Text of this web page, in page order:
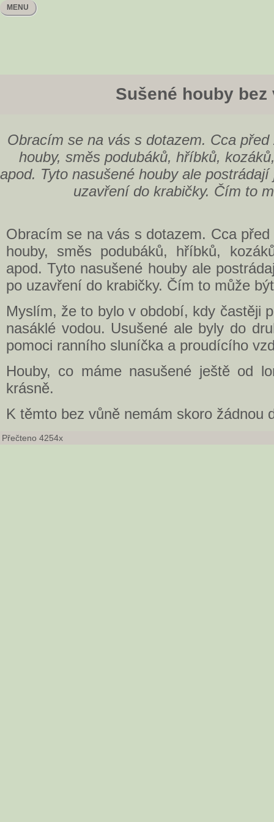
MENU
Sušené houby bez
Obracím se na vás s dotazem. Cca
houby, směs podubáků, hříbků,
apod. Tyto nasušené houby ale
uzavření do krabičky. Čím to
Obracím se na vás s dotazem. Cca
houby, směs podubáků, hříbků,
apod. Tyto nasušené houby ale
po uzavření do krabičky. Čím to může
Myslím, že to bylo v období, kdy častěji
nasáklé vodou. Usušené ale byly do
pomoci ranního sluníčka a proudícího
Houby, co máme nasušené ještě od
krásně.
K těmto bez vůně nemám skoro žádnou
Přečteno 4254x